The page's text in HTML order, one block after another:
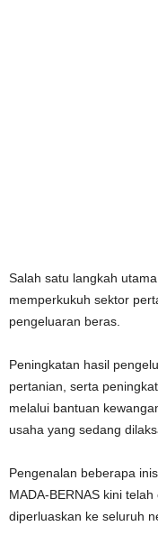
Salah satu langkah
memperkukuh sektor
pengeluaran beras.
Peningkatan hasil
pertanian, serta
melalui bantuan
usaha yang sedang
Pengenalan beberapa
MADA-BERNAS kini
diperluaskan ke seluruh